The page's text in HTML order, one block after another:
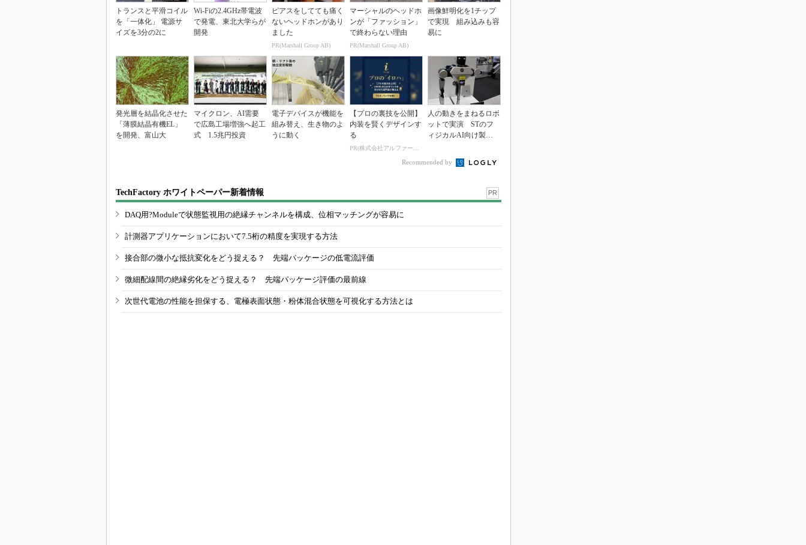
トランスと平滑コイル
を「一体化」 電源サ
イズを3分の2に
Wi-Fiの2.4GHz帯電波
で発電、東北大学らが
開発
ピアスをしてても痛く
ないヘッドホンがあり
ました
PR(Marshall Group AB)
マーシャルのヘッドホ
ンが「ファッション」
で終わらない理由
PR(Marshall Group AB)
画像鮮明化を1チップ
で実現 組み込みも容
易に
発光層を結晶化させた
「薄膜結晶有機EL」
を開発、富山大
マイクロン、AI需要
で広島工場増強へ起工
式 1.5兆円投資
電子デバイスが機能を
組み替え、生き物のよ
うに動く
【プロの裏技を公開】
内装を賢くデザインす
る
PR(株式会社アルファーテクノ)
人の動きをまねるロボ
ットで実演 STのフ
ィジカルAI向け製品
Recommended by
TechFactory ホワイトペーパー新着情報 PR
DAQ用?Moduleで状態監視用の絶縁チャンネルを構成、位相マッチングが容易に
計測器アプリケーションにおいて7.5桁の精度を実現する方法
接合部の微小な抵抗変化をどう捉える？ 先端パッケージの低電流評価
微細配線間の絶縁劣化をどう捉える？ 先端パッケージ評価の最前線
次世代電池の性能を担保する、電極表面状態・粉体混合状態を可視化する方法とは